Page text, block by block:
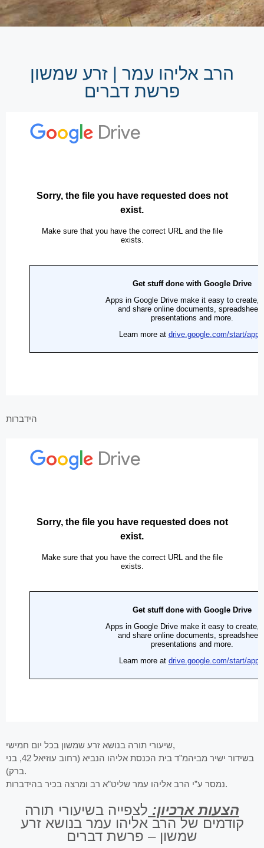
הרב אליהו עמר | זרע שמשון
פרשת דברים
הידברות
שיעורי תורה בנושא זרע שמשון בכל יום חמישי,
בשידור ישיר מביהמ”ד בית הכנסת אליהו הנביא (רחוב עוזיאל 42, בני
ברק).
נמסר ע”י הרב אליהו עמר שליט”א רב ומרצה בכיר בהידברות.
הצעות ארכיון: לצפייה בשיעורי תורה
קודמים של הרב אליהו עמר בנושא זרע
שמשון – פרשת דברים